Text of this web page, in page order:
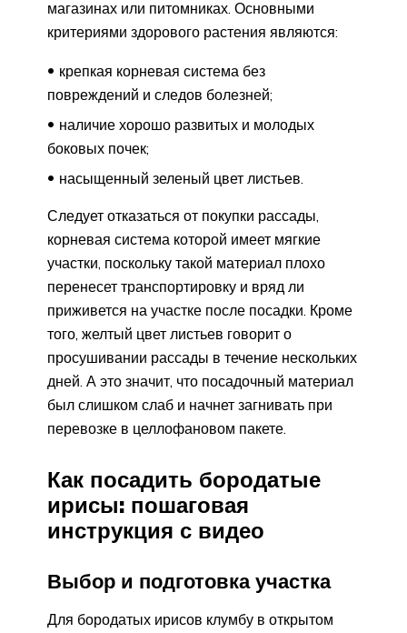
магазинах или питомниках. Основными
критериями здорового растения являются:
крепкая корневая система без
повреждений и следов болезней;
наличие хорошо развитых и молодых
боковых почек;
насыщенный зеленый цвет листьев.
Следует отказаться от покупки рассады,
корневая система которой имеет мягкие
участки, поскольку такой материал плохо
перенесет транспортировку и вряд ли
приживется на участке после посадки. Кроме
того, желтый цвет листьев говорит о
просушивании рассады в течение нескольких
дней. А это значит, что посадочный материал
был слишком слаб и начнет загнивать при
перевозке в целлофановом пакете.
Как посадить бородатые
ирисы: пошаговая
инструкция с видео
Выбор и подготовка участка
Для бородатых ирисов клумбу в открытом